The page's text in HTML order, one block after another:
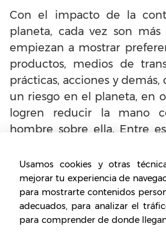
Con el impacto de la
planeta, cada vez son más
empiezan a mostrar
productos, medios de
prácticas, acciones y
un riesgo en el planeta, en
logren reducir la mano
hombre sobre ella. Entre
transporte. Aunque
implique una inversión
es que podrías empezar
luego equiparte de más de
venta.
Usamos cookies y otras
mejorar tu experiencia de
para mostrarte contenidos
adecuados, para analizar el
para comprender de donde